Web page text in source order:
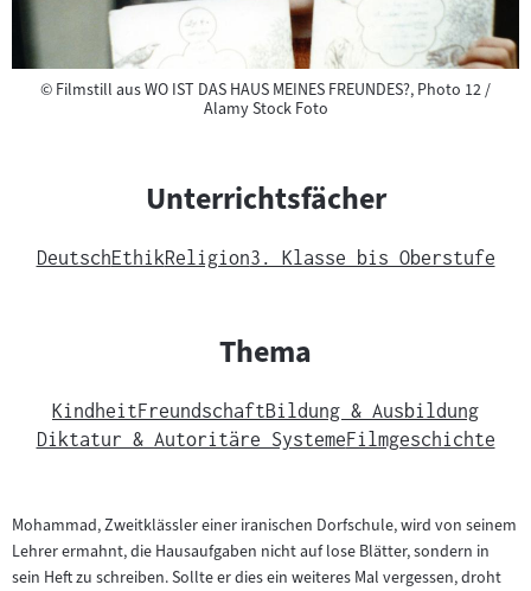
©Copyright
Filmstill aus WO IST DAS HAUS MEINES FREUNDES?, Photo 12 /
Alamy Stock Foto
Unterrichtsfächer
DeutschEthikReligion3. Klasse bis Oberstufe
Thema
KindheitFreundschaftBildung & Ausbildung
Diktatur & Autoritäre SystemeFilmgeschichte
Mohammad, Zweitklässler einer iranischen Dorfschule, wird von seinem
Lehrer ermahnt, die Hausaufgaben nicht auf lose Blätter, sondern in
sein Heft zu schreiben. Sollte er dies ein weiteres Mal vergessen, droht